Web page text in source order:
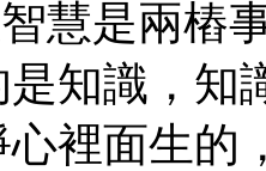
是兩樁事
知識，知
裡面生的